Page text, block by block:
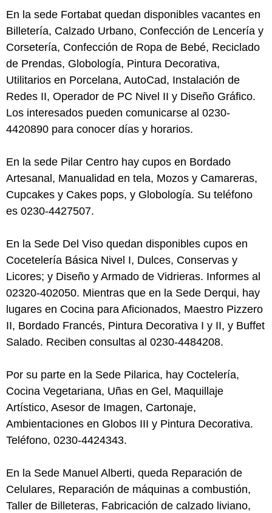
En la sede Fortabat quedan disponibles vacantes en
Billetería, Calzado Urbano, Confección de Lencería y
Corsetería, Confección de Ropa de Bebé, Reciclado
de Prendas, Globología, Pintura Decorativa,
Utilitarios en Porcelana, AutoCad, Instalación de
Redes II, Operador de PC Nivel II y Diseño Gráfico.
Los interesados pueden comunicarse al 0230-
4420890 para conocer días y horarios.
En la sede Pilar Centro hay cupos en Bordado
Artesanal, Manualidad en tela, Mozos y Camareras,
Cupcakes y Cakes pops, y Globología. Su teléfono
es 0230-4427507.
En la Sede Del Viso quedan disponibles cupos en
Cocetelería Básica Nivel I, Dulces, Conservas y
Licores; y Diseño y Armado de Vidrieras. Informes al
02320-402050. Mientras que en la Sede Derqui, hay
lugares en Cocina para Aficionados, Maestro Pizzero
II, Bordado Francés, Pintura Decorativa I y II, y Buffet
Salado. Reciben consultas al 0230-4484208.
Por su parte en la Sede Pilarica, hay Coctelería,
Cocina Vegetariana, Uñas en Gel, Maquillaje
Artístico, Asesor de Imagen, Cartonaje,
Ambientaciones en Globos III y Pintura Decorativa.
Teléfono, 0230-4424343.
En la Sede Manuel Alberti, queda Reparación de
Celulares, Reparación de máquinas a combustión,
Taller de Billeteras, Fabricación de calzado liviano,